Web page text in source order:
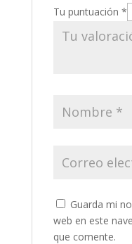
Tu puntuación *
Guarda mi
web en este
que comente.